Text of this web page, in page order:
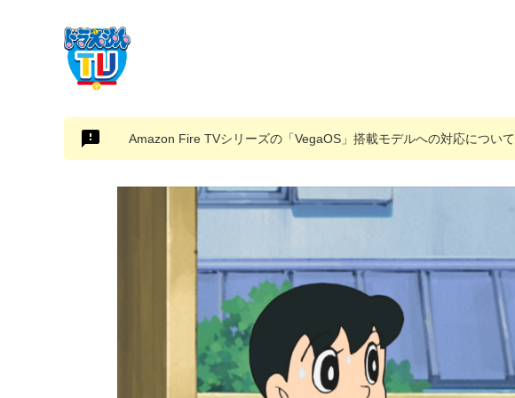
Amazon Fire TVシリーズの「VegaOS」搭載モデルへの対応について